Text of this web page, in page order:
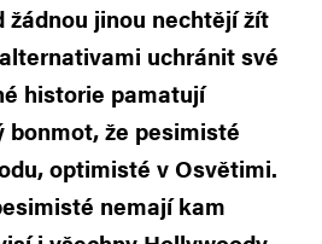
žádnou jinou nechtějí žít
uchránit své
historie pamatují
bonmot, že pesimisté
optimisté v Osvětimi.
nemají kam